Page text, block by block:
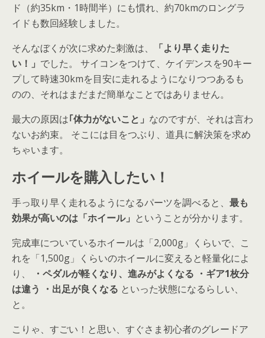
ド（約35km・1時間半）にも慣れ、約70kmのロングラ
イドも数回経験しました。
そんなぼくが次に求めた刺激は、
「より早く走りた
い！」 でした。 サイコンをつけて、ケイデンスを90キー
プして時速30kmを目安に走れるようになりつつあるも
のの、それはまだまだ簡単なことではありません。
最大の原因は｢体力がないこと」 なのですが、それは言わ
ないお約束。 そこには目をつぶり、道具に解決策を求め
ちゃいます。
ホイールを購入したい！
手っ取り早く走れるようになるパーツを調べると、 最も
効果が高いのは「ホイール」 ということが分かります。
完成車についているホイールは「2,000g」くらいで、こ
れを「1,500g」くらいのホイールに変えると軽量化によ
り、
・ペダルが軽くなり、進みがよくなる ・ギア1枚分
は違う
・出足が良くなる といった状態になるらしい、
と。
こりゃ、すごい！と思い、すぐさま初心者のグレードア